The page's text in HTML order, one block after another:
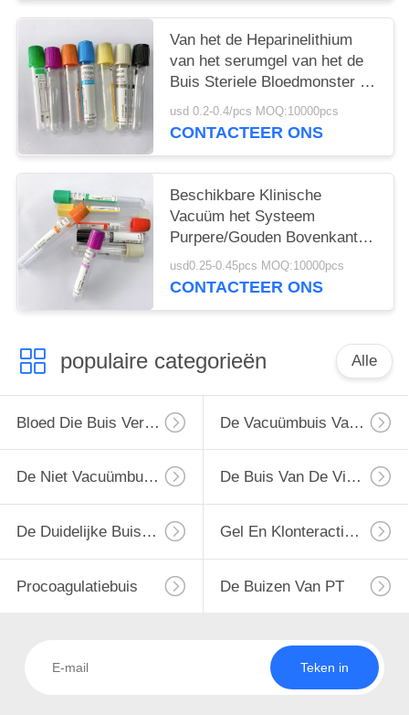
Van het de Heparinelithium
van het serumgel van het de
Buis Steriele Bloedmonster de
Inzamelingsbuizen
usd 0.2-0.4/pcs MOQ:10000pcs
CONTACTEER ONS
Beschikbare Klinische
Vacuüm het Systeem
Purpere/Gouden Bovenkant
van de Bloedinzameling
usd0.25-0.45pcs MOQ:10000pcs
CONTACTEER ONS
populaire categorieën Alle
Bloed Die Buis Verzamelen De Vacuümbuis Van De Bloedinzameling
De Niet Vacuümbuis Van De Bloedinzameling De Buis Van De Virusbemonstering
De Duidelijke Buis Van De Bloedinzameling Gel En Klonteractivator Buis
Procoagulatiebuis De Buizen Van PT
Teken in